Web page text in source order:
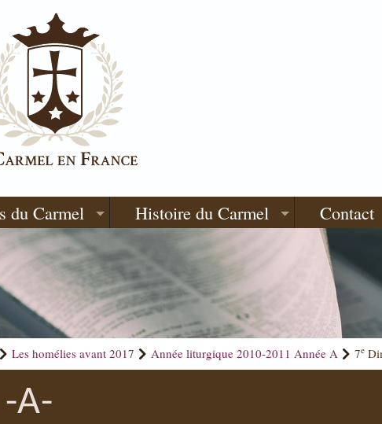
du Carmel Histoire du Carmel Contact
Les homélies avant 2017 Année liturgique 2010-2011 Année A 7e
A-